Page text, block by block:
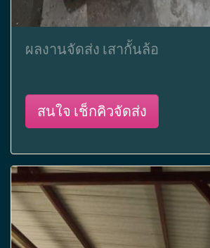
ผลงานจัดส่ง เสากั้นล้อ
สนใจ เช็กคิวจัดส่ง